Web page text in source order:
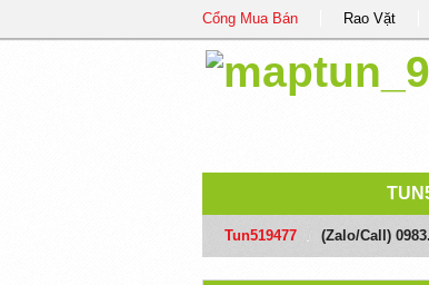
Cổng Mua Bán Rao Vặt
Tun519477 (Zalo/call)